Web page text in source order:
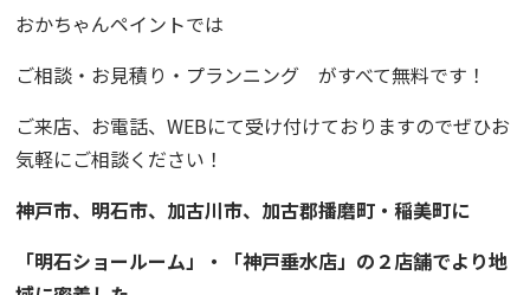
おかちゃんペイントでは
ご相談・お見積り・プランニング
がすべて無料です！
ご来店、お電話、WEBにて受け付けておりますのでぜひお
気軽にご相談ください！
神戸市、明石市、加古川市、 加古郡播磨町・稲美町に
「明石ショールーム」・「神戸垂水店」の２店舗でより地